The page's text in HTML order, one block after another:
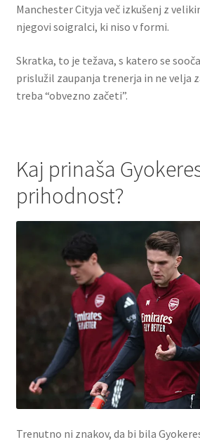
Manchester Cityja več izkušenj z
njegovi soigralci, ki niso v formi.
Skratka, to je težava, s katero se
prislužil zaupanja trenerja in ne velja
treba “obvezno začeti”.
Kaj prinaša
prihodnost?
Trenutno ni znakov, da bi bila